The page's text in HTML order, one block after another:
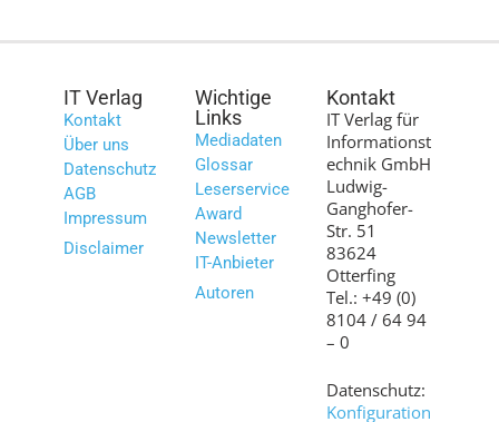
IT Verlag
Kontakt
Über uns
Datenschutz
AGB
Impressum
Disclaimer
Wichtige
Links
Mediadaten
Glossar
Leserservice
Award
Newsletter
IT-Anbieter
Autoren
Kontakt
IT Verlag für
Informationst
echnik GmbH
Ludwig-
Ganghofer-
Str. 51
83624
Otterfing
Tel.: +49 (0)
8104 / 64 94
– 0
Datenschutz:
Konfiguration